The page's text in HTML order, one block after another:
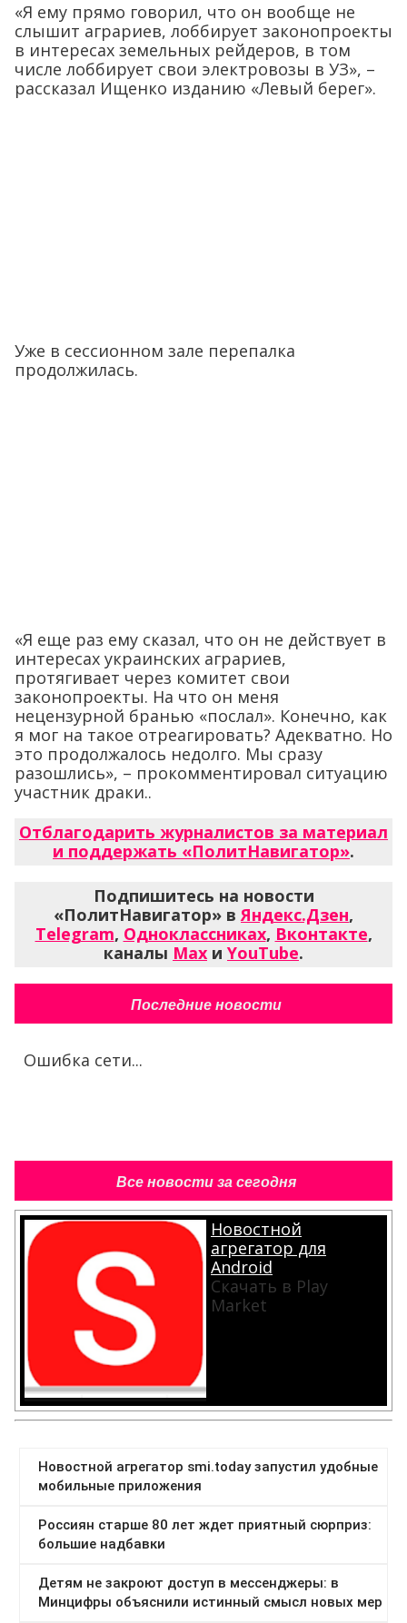
«Я ему прямо говорил, что он вообще не
слышит аграриев, лоббирует законопроекты
в интересах земельных рейдеров, в том
числе лоббирует свои электровозы в УЗ», –
рассказал Ищенко изданию «Левый берег».
Уже в сессионном зале перепалка
продолжилась.
«Я еще раз ему сказал, что он не действует в
интересах украинских аграриев,
протягивает через комитет свои
законопроекты. На что он меня
нецензурной бранью «послал». Конечно, как
я мог на такое отреагировать? Адекватно. Но
это продолжалось недолго. Мы сразу
разошлись», – прокомментировал ситуацию
участник драки..
Отблагодарить журналистов за материал
и поддержать «ПолитНавигатор».
Подпишитесь на новости
«ПолитНавигатор» в Яндекс.Дзен,
Telegram, Одноклассниках, Вконтакте,
каналы Max и YouTube.
Последние новости
Ошибка сети...
Все новости за сегодня
Новостной
агрегатор для
Android
Скачать в Play
Market